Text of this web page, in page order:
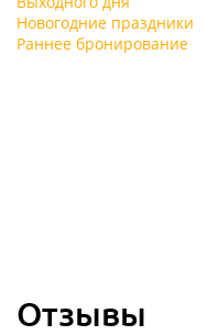
Новогодние праздники
Раннее бронирование
Отзывы